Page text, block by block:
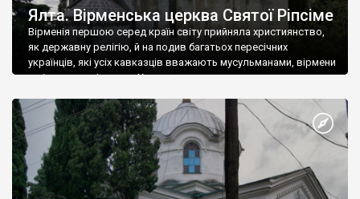
Ялта. Вірменська церква Святої Ріпсіме
Вірменія першою серед країн світу прийняла християнство,
як державну релігію, й на подив багатьох пересічних
українців, які усіх кавказців вважають мусульманами, вірмени
є відданими вірянами Христа